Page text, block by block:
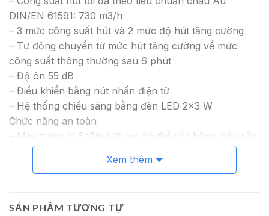
DIN/EN 61591: 730 m3/h
– 3 mức công suất hút và 2 mức độ hút tăng cường
– Tự động chuyển từ mức hút tăng cường về mức
công suất thông thường sau 6 phút
– Độ ôn 55 dB
– Điều khiển bằng nút nhấn điện tử
– Hệ thống chiếu sáng bằng đèn LED 2×3 W
Chức năng an toàn
– Máy trang bị 3 tấm lưới lọc có thể rửa bằng máy rửa
– Chiều dài dây cáp: 130cm, không kèm đầu cắm
Xem thêm
SẢN PHẨM TƯƠNG TỰ